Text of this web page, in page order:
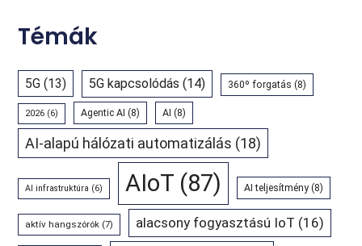
Témák
5G (13) 5G kapcsolódás (14) 360º forgatás (8)
2026 (6) Agentic AI (8) AI (8)
AI-alapú hálózati automatizálás (18)
AI infrastruktúra (6) AIoT (87) AI teljesítmény (8)
aktív hangszórók (7) alacsony fogyasztású IoT (16)